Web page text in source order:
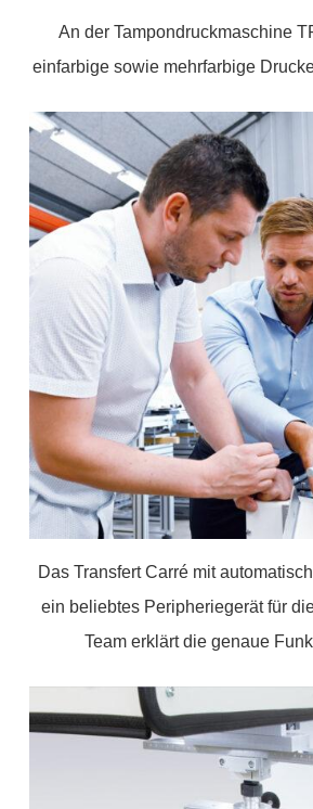
An der Tampondruckmaschine
einfarbige sowie mehrfarbige
Das Transfert Carré mit
ein beliebtes Peripheriegerät für
Team erklärt die genaue